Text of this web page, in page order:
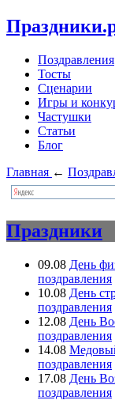
Поздравления
Тосты
Сценарии
Игры и
Частушки
Статьи
Блог
Главная ←
Праздники
09.08 День
поздравления
10.08 День
поздравления
12.08 День
поздравления
14.08
поздравления
17.08 День
поздравления